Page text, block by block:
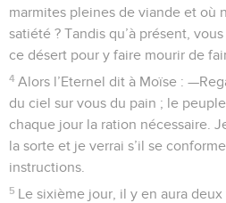
marmites pleines de viande et où
satiété ? Tandis qu’à présent,
ce désert pour y faire mourir de
4 Alors l’Eternel dit à Moïse :
du ciel sur vous du pain ; le
chaque jour la ration nécessaire.
la sorte et je verrai s’il se
instructions.
5 Le sixième jour, il y en aura